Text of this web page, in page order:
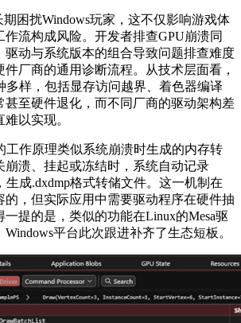
期困扰Windows玩家，这不仅影响游戏体
流构成风险。开发者排查GPU崩溃同
驱动与系统版本的组合导致问题排查难度
厂商的通用诊断流程。从技术层面看，
多样，包括显存访问越界、着色器编译
甚至硬件退化，而不同厂商的驱动架构差
以实现。
工作原理类似系统崩溃时生成的内存转
崩溃、挂起或冻结时，系统自动记录
生成.dxdmp格式转储文件。这一机制在
的，但实际应用中需要驱动程序在硬件抽
提的是，类似的功能在Linux的Mesa驱
平台此次跟进补齐了生态短板。